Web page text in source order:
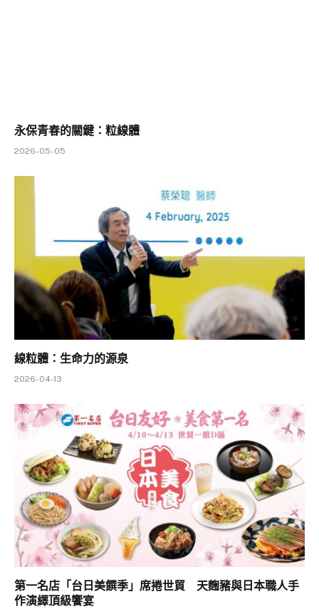
永保青春的關鍵：粒線體
2026-05-05
線粒體：生命力的源泉
2026-04-13
第一名店「台日美饌季」席捲世貿 天麴豬與日本職人手
作演繹頂級饗宴